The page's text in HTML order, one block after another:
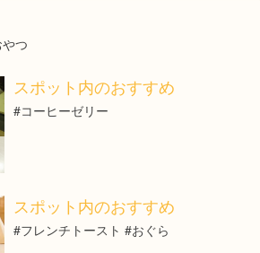
つ
スポット内のおすすめ
#コーヒーゼリー
スポット内のおすすめ
#フレンチトースト #おぐら